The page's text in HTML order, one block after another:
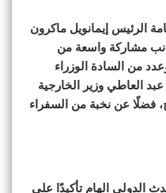
الرئيس إيمانويل ماكرون
مشاركة واسعة من
من السادة الوزراء
العاطي وزير الخارجية
فضلًا عن نخبة من السفراء
الدولي الهام تأكيدًا على